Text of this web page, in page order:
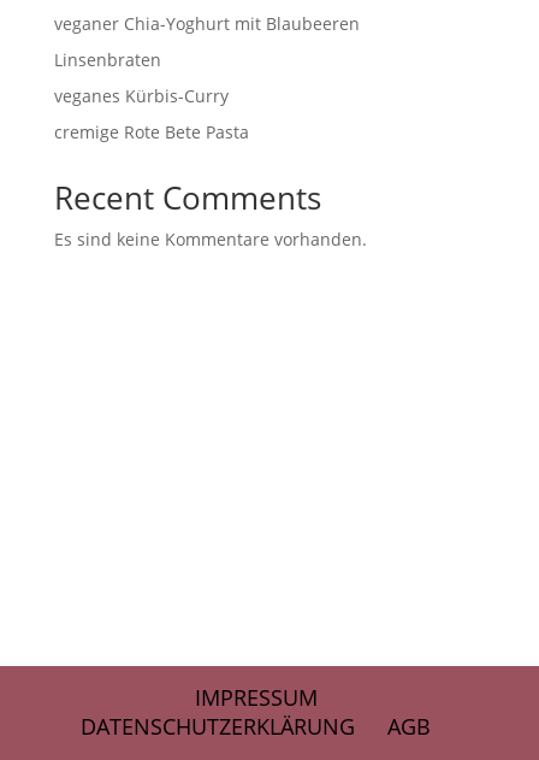
veganer Chia-Yoghurt mit Blaubeeren
Linsenbraten
veganes Kürbis-Curry
cremige Rote Bete Pasta
Recent Comments
Es sind keine Kommentare vorhanden.
IMPRESSUM
DATENSCHUTZERKLÄRUNG
AGB